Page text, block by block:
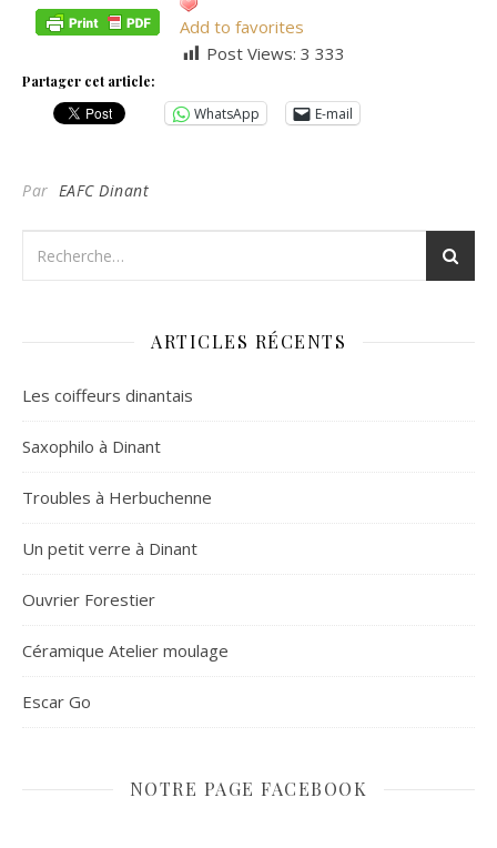
Add to favorites
Post Views: 3 333
Partager cet article:
WhatsApp E-mail
Par EAFC Dinant
ARTICLES RÉCENTS
Les coiffeurs dinantais
Saxophilo à Dinant
Troubles à Herbuchenne
Un petit verre à Dinant
Ouvrier Forestier
Céramique Atelier moulage
Escar Go
NOTRE PAGE FACEBOOK